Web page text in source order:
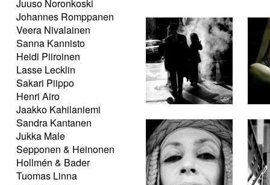
Juuso Noronkoski
Johannes Romppanen
Veera Nivalainen
Sanna Kannisto
Heidi Piiroinen
Lasse Lecklin
Sakari Piippo
Henri Airo
Jaakko Kahilaniemi
Sandra Kantanen
Jukka Male
Sepponen & Heinonen
Hollmén & Bader
Tuomas Linna